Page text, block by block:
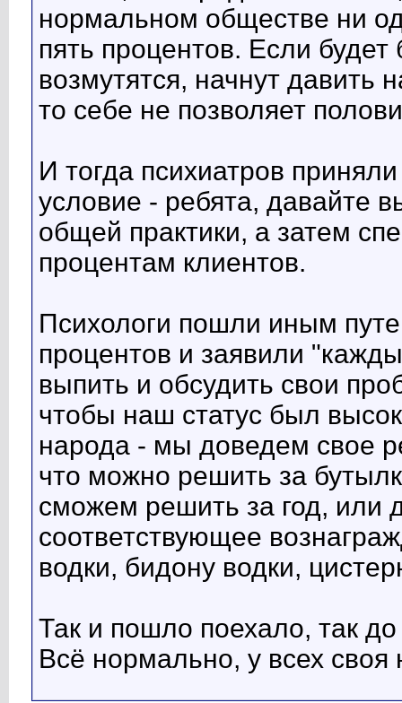
нормальном обществе ни
пять процентов. Если
возмутятся, начнут давить
то себе не позволяет
И тогда психиатров
условие - ребята, давайте
общей практики, а затем
процентам клиентов.
Психологи пошли иным
процентов и заявили
выпить и обсудить свои
чтобы наш статус был
народа - мы доведем свое
что можно решить за
сможем решить за год, или
соответствующее
водки, бидону водки,
Так и пошло поехало, так
Всё нормально, у всех своя